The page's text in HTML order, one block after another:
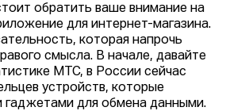
обратить ваше внимание на
для интернет-магазина.
которая напрочь
смысла. В начале, давайте
МТС, в России сейчас
устройств, которые
гаджетами для обмена данными.